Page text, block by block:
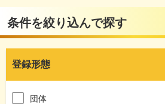
条件を絞り込んで探す
登録形態
団体